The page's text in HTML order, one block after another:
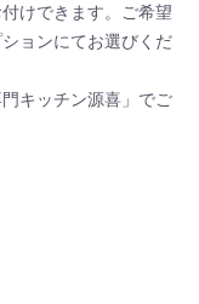
けできます。ご希望
ョンにてお選びくだ
キッチン源喜」でご